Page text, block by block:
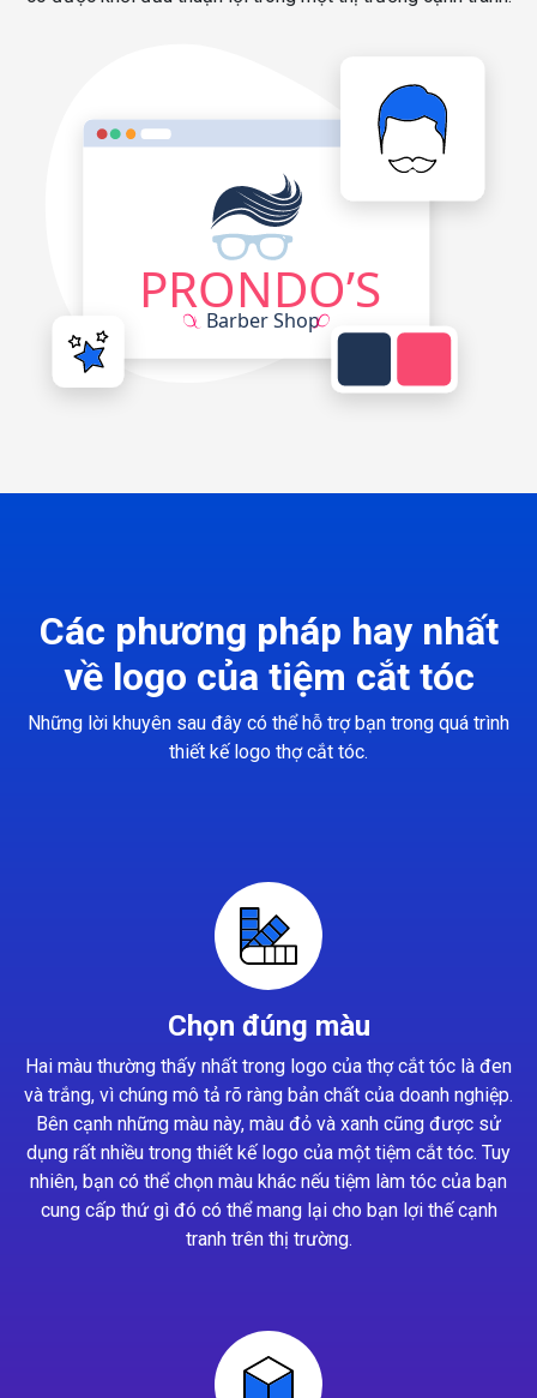
Các phương pháp hay nhất
về logo của tiệm cắt tóc
Những lời khuyên sau đây có thể hỗ trợ bạn trong quá trình
thiết kế logo thợ cắt tóc.
Chọn đúng màu
Hai màu thường thấy nhất trong logo của thợ cắt tóc là đen
và trắng, vì chúng mô tả rõ ràng bản chất của doanh nghiệp.
Bên cạnh những màu này, màu đỏ và xanh cũng được sử
dụng rất nhiều trong thiết kế logo của một tiệm cắt tóc. Tuy
nhiên, bạn có thể chọn màu khác nếu tiệm làm tóc của bạn
cung cấp thứ gì đó có thể mang lại cho bạn lợi thế cạnh
tranh trên thị trường.